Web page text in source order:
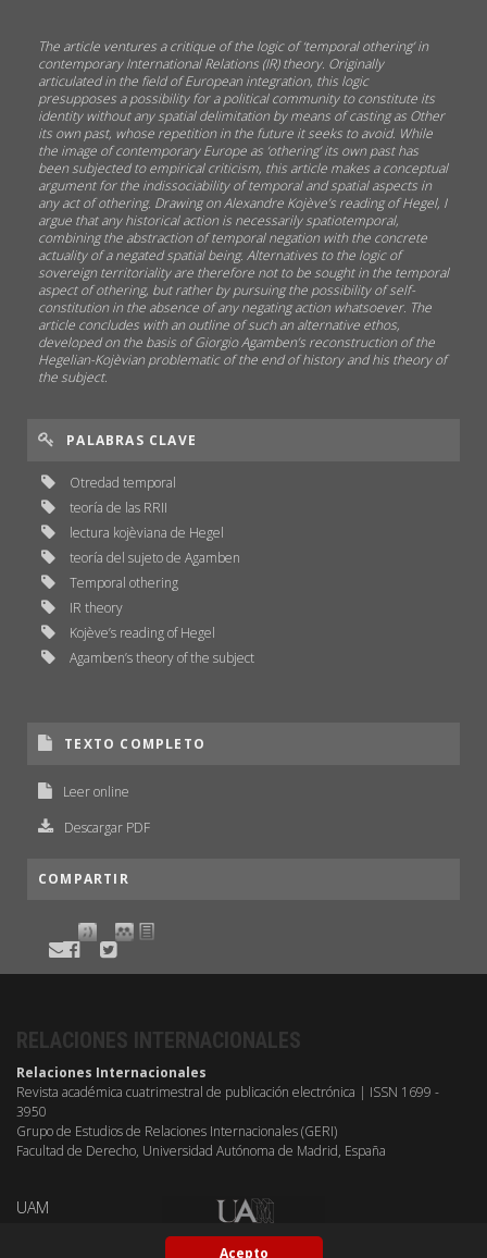
Acepto
The article ventures a critique of the logic of ‘temporal othering’ in
contemporary International Relations (IR) theory. Originally
articulated in the field of European integration, this logic
presupposes a possibility for a political community to constitute its
identity without any spatial delimitation by means of casting as Other
its own past, whose repetition in the future it seeks to avoid. While
the image of contemporary Europe as ‘othering’ its own past has
been subjected to empirical criticism, this article makes a conceptual
argument for the indissociability of temporal and spatial aspects in
any act of othering. Drawing on Alexandre Kojève’s reading of Hegel, I
argue that any historical action is necessarily spatiotemporal,
combining the abstraction of temporal negation with the concrete
actuality of a negated spatial being. Alternatives to the logic of
sovereign territoriality are therefore not to be sought in the temporal
aspect of othering, but rather by pursuing the possibility of self-
constitution in the absence of any negating action whatsoever. The
article concludes with an outline of such an alternative ethos,
developed on the basis of Giorgio Agamben’s reconstruction of the
Hegelian-Kojèvian problematic of the end of history and his theory of
the subject.
PALABRAS CLAVE
Otredad temporal
teoría de las RRII
lectura kojèviana de Hegel
teoría del sujeto de Agamben
Temporal othering
IR theory
Kojève’s reading of Hegel
Agamben’s theory of the subject
TEXTO COMPLETO
Leer online
Descargar PDF
COMPARTIR
RELACIONES INTERNACIONALES
Relaciones Internacionales
Revista académica cuatrimestral de publicación electrónica | ISSN 1699 -
3950
Grupo de Estudios de Relaciones Internacionales (GERI)
Facultad de Derecho, Universidad Autónoma de Madrid, España
UAM